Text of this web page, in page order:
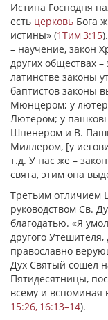
Истина Господня
есть церковь Бога
истины» (1Тим 3:15
– научение, закон
других обществах
латинстве законы
баптистов законы
Мюнцером; у
Лютером; у
Шпенером и В.
Миллером, [у
т.д. У нас же –
свята, этим она
Третьим отличием
руководством Св.
благодатью. «Я
другого
православно
Дух Святый сошел
Пятидесятницы,
всему и вспоминая
15:26, 16:13–14).